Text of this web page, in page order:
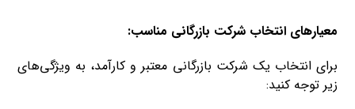
معیارهای انتخاب شرکت بازرگانی مناسب:
برای انتخاب یک شرکت بازرگانی معتبر و کارآمد، به ویژگی‌های
زیر توجه کنید: